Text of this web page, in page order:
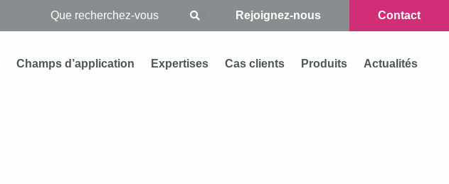
Rejoignez-nous Contact
Champs d’application Expertises Cas clients Produits Actualités